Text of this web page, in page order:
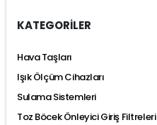
KATEGORİLER
Hava Taşları
Işık Ölçüm Cihazları
Sulama Sistemleri
Toz Böcek Önleyici Giriş Filtreleri